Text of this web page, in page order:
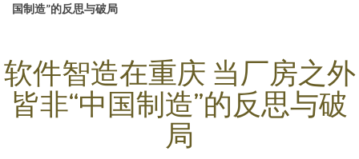
国制造”的反思与破局
软件智造在重庆 当厂房之外
皆非“中国制造”的反思与破
局